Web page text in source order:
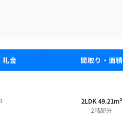
礼金 間取り・面積
2LDK 49.21m²
2階部分